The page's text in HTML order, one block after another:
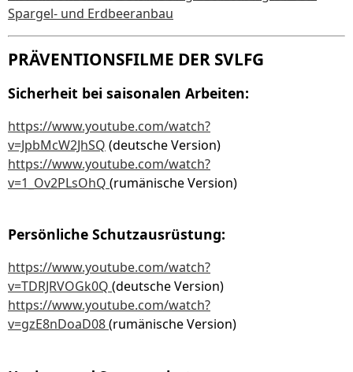
Spargel- und Erdbeeranbau
PRÄVENTIONSFILME DER SVLFG
Sicherheit bei saisonalen Arbeiten:
https://www.youtube.com/watch?
v=JpbMcW2JhSQ (deutsche Version)
https://www.youtube.com/watch?
v=1_Ov2PLsOhQ (rumänische Version)
Persönliche Schutzausrüstung:
https://www.youtube.com/watch?
v=TDRJRVOGk0Q (deutsche Version)
https://www.youtube.com/watch?
v=gzE8nDoaD08(rumänische Version)